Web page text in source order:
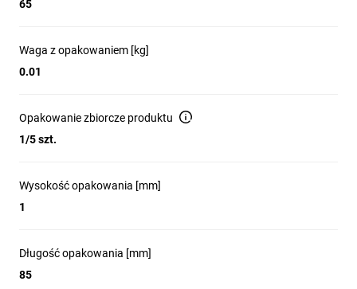
65
Waga z opakowaniem [kg]
0.01
Opakowanie zbiorcze produktu
1/5 szt.
Wysokość opakowania [mm]
1
Długość opakowania [mm]
85